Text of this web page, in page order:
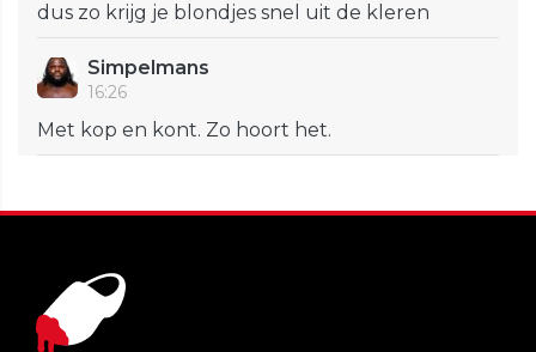
dus zo krijg je blondjes snel uit de kleren
Simpelmans
16:26
Met kop en kont. Zo hoort het.